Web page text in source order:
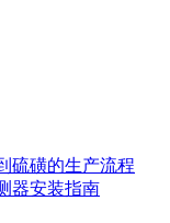
硫磺的生产流程
器安装指南